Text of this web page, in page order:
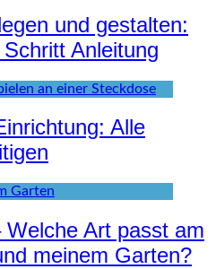
und gestalten:
Anleitung
Alle
Welche Art passt am
meinem Garten?